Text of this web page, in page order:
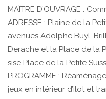
MAÎTRE D’OUVRAGE :
ADRESSE : Plaine de la
avenues Adolphe Buyl,
Derache et la Place de la
sise Place de la Petite
PROGRAMME :
jeux en intérieur d’ilot et